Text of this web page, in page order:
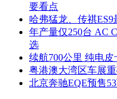
要看点
哈弗猛龙、传祺
年产量仅250台 AC
选
续航700公里 纯电
粤港澳大湾区车展
北京奔驰EQE预售